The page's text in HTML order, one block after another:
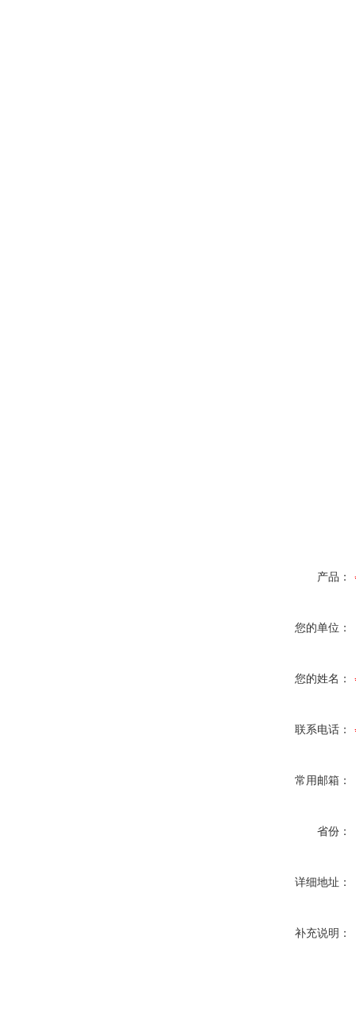
产品：
您的单位：
您的姓名：
联系电话：
常用邮箱：
省份：
详细地址：
补充说明：